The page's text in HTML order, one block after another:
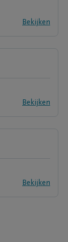
Bekijken
Bekijken
Bekijken